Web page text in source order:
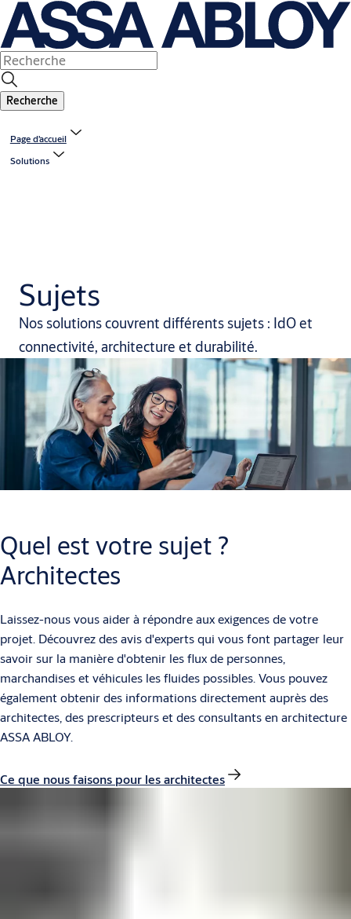
Recherche
Page d’accueil
Solutions
Sujets
Nos solutions couvrent différents sujets : IdO et
connectivité, architecture et durabilité.
Quel est votre sujet ?
Architectes
Laissez-nous vous aider à répondre aux exigences de votre
projet. Découvrez des avis d'experts qui vous font partager leur
savoir sur la manière d'obtenir les flux de personnes,
marchandises et véhicules les fluides possibles. Vous pouvez
également obtenir des informations directement auprès des
architectes, des prescripteurs et des consultants en architecture
ASSA ABLOY.
Ce que nous faisons pour les architectes